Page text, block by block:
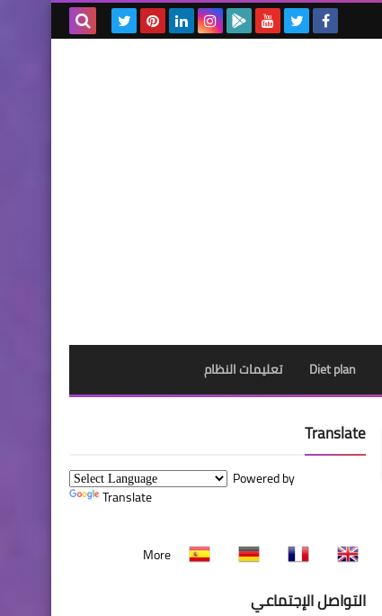
Diet plan تعليمات النظام
Translate
Powered by
Translate
More
التواصل الإجتماعي